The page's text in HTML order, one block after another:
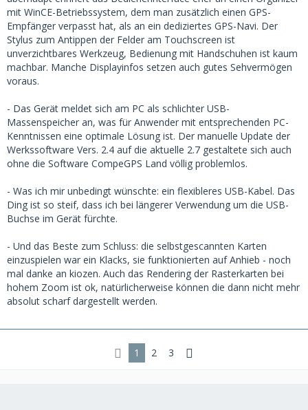
mit WinCE-Betriebssystem, dem man zusätzlich einen GPS-
Empfänger verpasst hat, als an ein dediziertes GPS-Navi. Der
Stylus zum Antippen der Felder am Touchscreen ist
unverzichtbares Werkzeug, Bedienung mit Handschuhen ist kaum
machbar. Manche Displayinfos setzen auch gutes Sehvermögen
voraus.
- Das Gerät meldet sich am PC als schlichter USB-
Massenspeicher an, was für Anwender mit entsprechenden PC-
Kenntnissen eine optimale Lösung ist. Der manuelle Update der
Werkssoftware Vers. 2.4 auf die aktuelle 2.7 gestaltete sich auch
ohne die Software CompeGPS Land völlig problemlos.
- Was ich mir unbedingt wünschte: ein flexibleres USB-Kabel. Das
Ding ist so steif, dass ich bei längerer Verwendung um die USB-
Buchse im Gerät fürchte.
- Und das Beste zum Schluss: die selbstgescannten Karten
einzuspielen war ein Klacks, sie funktionierten auf Anhieb - noch
mal danke an kiozen. Auch das Rendering der Rasterkarten bei
hohem Zoom ist ok, natürlicherweise können die dann nicht mehr
absolut scharf dargestellt werden.
1 2 3